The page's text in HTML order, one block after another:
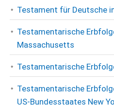
Testament für Deutsche
Testamentarische
Massachusetts
Testamentarische
Testamentarische
US-Bundesstaates New